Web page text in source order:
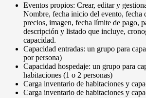
Eventos propios: Crear, editar y
Nombre, fecha inicio del evento, fecha
precios, imagen, fecha límite de pago,
descripción y listado que incluye,
capacidad.
Capacidad entradas: un grupo para
por persona)
Capacidad hospedaje: un grupo para
habitaciones (1 o 2 personas)
Carga inventario de habitaciones y
Carga inventario de habitaciones y